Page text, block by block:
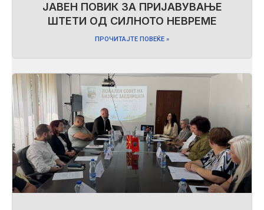
ЈАВЕН ПОВИК ЗА ПРИЈАВУВАЊЕ
ШТЕТИ ОД СИЛНОТО НЕВРЕМЕ
ПРОЧИТАЈТЕ ПОВЕЌЕ »